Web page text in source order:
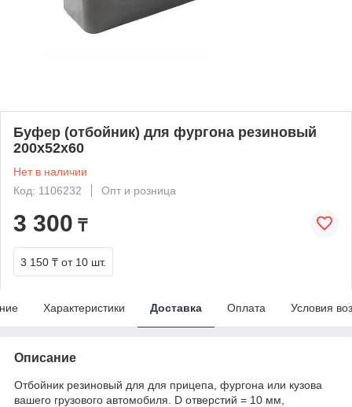
Буфер (отбойник) для фургона резиновый
200x52x60
Нет в наличии
Код: 1106232
Опт и розница
3 300 ₸
3 150 ₸ от 10 шт.
Характеристики Доставка Оплата Условия
Описание
Отбойник резиновый для для прицепа, фургона или кузова
вашего грузового автомобиля. D отверстий = 10 мм,